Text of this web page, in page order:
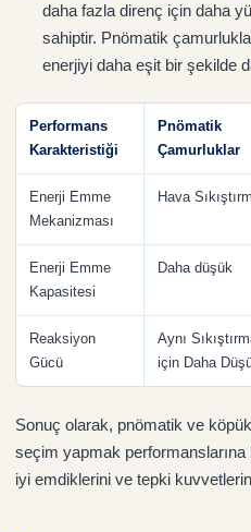
daha fazla direnç için daha
sahiptir. Pnömatik
enerjiyi daha eşit bir şekilde
Performans
Karakteristiği
Pnömatik
Çamurluklar
Enerji Emme
Mekanizması
Hava
Enerji Emme
Kapasitesi
Daha düşük
Reaksiyon
Gücü
Aynı
için Daha
Sonuç olarak, pnömatik ve
seçim yapmak performanslarına
iyi emdiklerini ve tepki